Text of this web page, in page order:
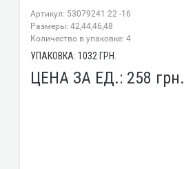
Артикул: 53079241 22 -16
Размеры: 42,44,46,48
Количество в упаковке: 4
УПАКОВКА:1032 ГРН.
ЦЕНА ЗА ЕД.: 258 грн.